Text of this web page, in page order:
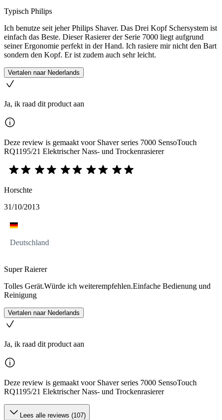
Typisch Philips
Ich benutze seit jeher Philips Shaver. Das Drei Kopf Schersystem ist
einfach das Beste. Dieser Rasierer der Serie 7000 liegt aufgrund
seiner Ergonomie perfekt in der Hand. Ich rasiere mir nicht den Bart
sondern den Kopf. Er ist zudem auch sehr leicht.
Vertalen naar Nederlands
Ja, ik raad dit product aan
Deze review is gemaakt voor Shaver series 7000 SensoTouch
RQ1195/21 Elektrischer Nass- und Trockenrasierer
Horschte
31/10/2013
Deutschland
Super Raierer
Tolles Gerät.Würde ich weiterempfehlen.Einfache Bedienung und
Reinigung
Vertalen naar Nederlands
Ja, ik raad dit product aan
Deze review is gemaakt voor Shaver series 7000 SensoTouch
RQ1195/21 Elektrischer Nass- und Trockenrasierer
Lees alle reviews (107)